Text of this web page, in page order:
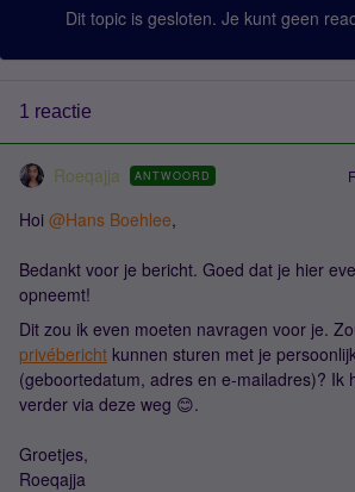
Dit topic is gesloten. Je kunt geen
1 reactie
Roeqajja ANTWOORD
Hoi @Hans Boehlee,
Bedankt voor je bericht. Goed dat je hier
opneemt!
Dit zou ik even moeten navragen voor je.
privébericht kunnen sturen met je
(geboortedatum, adres en e-mailadres)? Ik
verder via deze weg 😊.
Groetjes,
Roeqajja